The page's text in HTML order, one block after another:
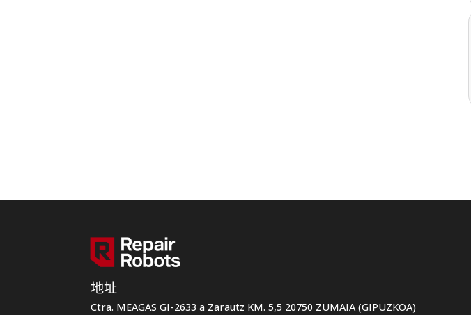
地址
Ctra. MEAGAS GI-2633 a Zarautz KM. 5,5 20750 ZUMAIA (GIPUZKOA)